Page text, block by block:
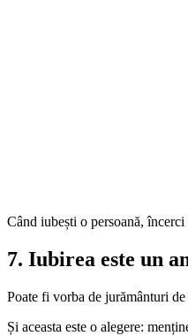
Când iubești o persoană,
7. Iubirea este un
Poate fi vorba de jurământuri
Și aceasta este o alegere: